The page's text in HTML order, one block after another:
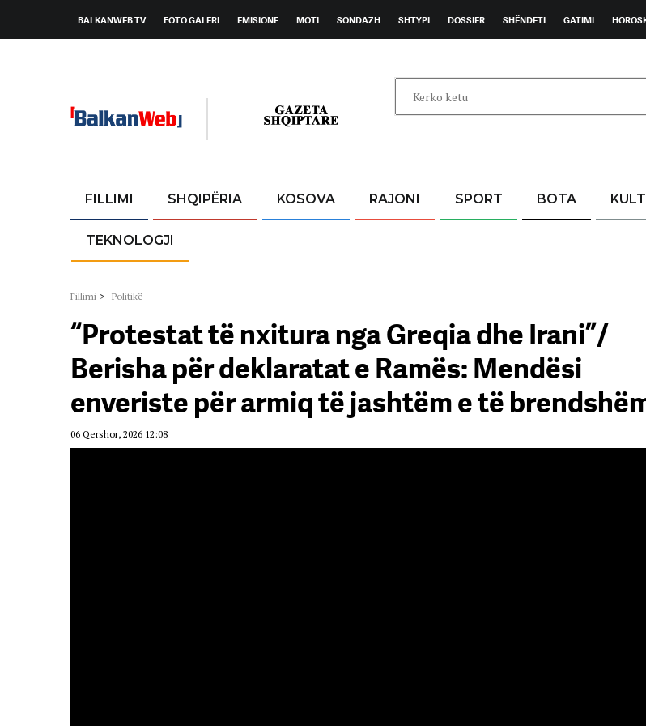
BALKANWEB TV FOTO GALERI EMISIONE MOTI SONDAZH SHTYPI DOSSIER SHËNDETI GATIMI
FILLIMI SHQIPËRIA KOSOVA RAJONI SPORT BOTA
TEKNOLOGJI
Fillimi > -Politikë
“Protestat të nxitura nga Greqia dhe Irani”/
Berisha për deklaratat e Ramës: Mendësi
enveriste për armiq të jashtëm e të
06 Qershor, 2026 12:08
VIDEO/ Protestuesit